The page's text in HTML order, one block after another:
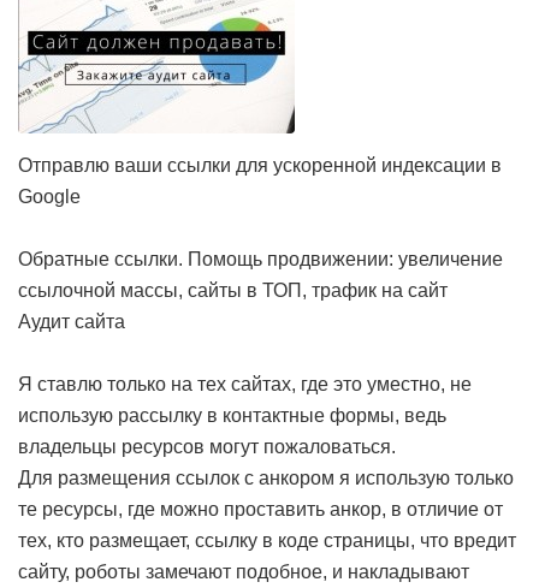
Отправлю ваши ссылки для ускоренной индексации в
Google
Обратные ссылки. Помощь продвижении: увеличение
ссылочной массы, сайты в ТОП, трафик на сайт
Аудит сайта
Я ставлю только на тех сайтах, где это уместно, не
использую рассылку в контактные формы, ведь
владельцы ресурсов могут пожаловаться.
Для размещения ссылок с анкором я использую только
те ресурсы, где можно проставить анкор, в отличие от
тех, кто размещает, ссылку в коде страницы, что вредит
сайту, роботы замечают подобное, и накладывают